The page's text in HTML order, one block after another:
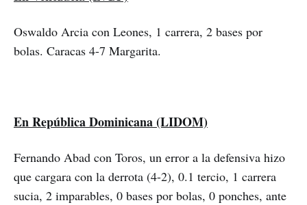
Oswaldo Arcia con Leones, 1 carrera, 2 bases por
bolas. Caracas 4-7 Margarita.
En República Dominicana (LIDOM)
Fernando Abad con Toros, un error a la defensiva hizo
que cargara con la derrota (4-2), 0.1 tercio, 1 carrera
sucia, 2 imparables, 0 bases por bolas, 0 ponches, ante